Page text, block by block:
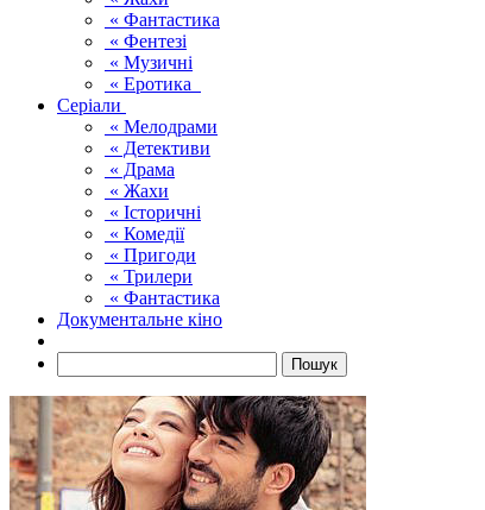
« Фантастика
« Фентезі
« Музичні
« Еротика
Серіали
« Мелодрами
« Детективи
« Драма
« Жахи
« Історичні
« Комедії
« Пригоди
« Трилери
« Фантастика
Документальне кіно
Пошук